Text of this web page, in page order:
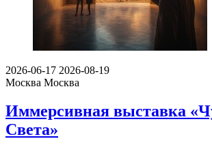
2026-06-17 2026-08-19
Москва Москва
Иммерсивная выставка
Света»